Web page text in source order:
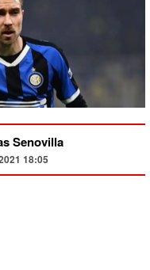
Senovilla
18:05